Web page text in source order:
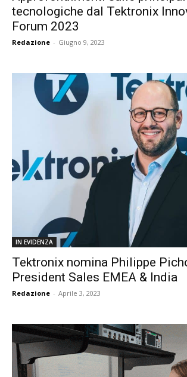
tecnologiche dal Tektronix
Forum 2023
Redazione - Giugno 9, 2023
IN EVIDENZA
Tektronix nomina Philippe
President Sales EMEA & India
Redazione - Aprile 3, 2023